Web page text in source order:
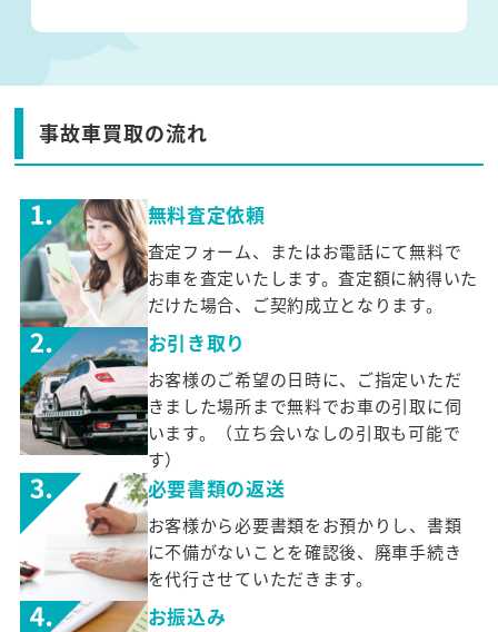
事故車買取の流れ
無料査定依頼
査定フォーム、またはお電話にて無料で
お車を査定いたします。査定額に納得いた
だけた場合、ご契約成立となります。
お引き取り
お客様のご希望の日時に、ご指定いただ
きました場所まで無料でお車の引取に伺
います。（立ち会いなしの引取も可能で
す）
必要書類の返送
お客様から必要書類をお預かりし、書類
に不備がないことを確認後、廃車手続き
を代行させていただきます。
お振込み